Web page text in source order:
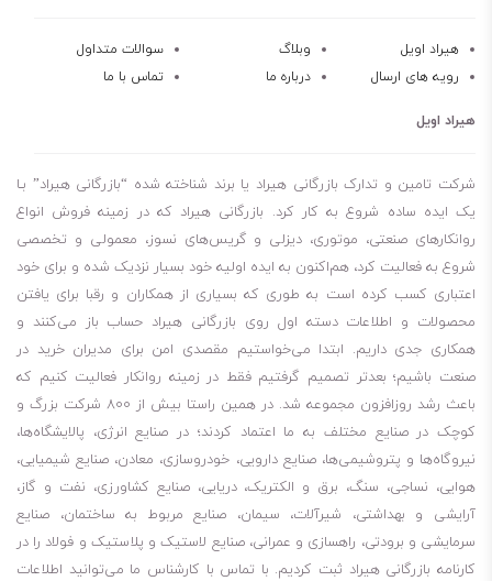
پایداری حرارتی بسیار بالا
محافظت در برابر سایش بسیار خوب
هیراد اویل وبلاگ
سوالات متداول
رویه های ارسال
درباره ما تماس با ما
هیراد اویل
شرکت تامین و تدارک بازرگانی هیراد یا برند شناخته شده “بازرگانی هیراد” بـا
یک ایده ساده شروع به کار کرد. بازرگانی هیراد که در زمینه فروش انواع
روانکارهای صنعتی، موتوری، دیزلی و گریس‌های نسوز، معمولی و تخصصی
شروع به فعالیت کرد، هم‌اکنون به ایده اولیه خود بسیار نزدیک شده و برای خود
اعتباری کسب کرده است به طوری که بسیاری از همکاران و رقبا برای یافتن
محصولات و اطلاعات دسته اول روی بازرگانی هیراد حساب باز می‌کنند و
همکاری جدی داریم. ابتدا می‌خواستیم مقصدی امن برای مدیران خرید در
صنعت باشیم؛ بعدتر تصمیم گرفتیم فقط در زمینه روانکار فعالیت کنیم که
باعث رشد روزافزون مجموعه شد. در همین راستا بیش از 800 شرکت بزرگ و
کوچک در صنایع مختلف به ما اعتماد کردند؛ در صنایع انرژی، پالایشگاه‌ها،
نیروگاه‌ها و پتروشیمی‌ها، صنایع دارویی، خودروسازی، معادن، صنایع شیمیایی،
هوایی، نساجی، سنگ، برق و الکتریک، دریایی، صنایع کشاورزی، نفت و گاز،
آرایشی و بهداشتی، شیرآلات، سیمان، صنایع مربوط به ساختمان، صنایع
سرمایشی و برودتی، راهسازی و عمرانی، صنایع لاستیک و پلاستیک و فولاد را در
کارنامه بازرگانی هیراد ثبت کردیم. با تماس با کارشناس ما می‌توانید اطلاعات